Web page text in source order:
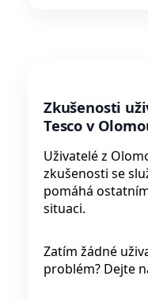
Zkušenosti
Tesco v
Uživatelé z
zkušenosti se
pomáhá
situaci.
Zatím žádné
problém? Dejte